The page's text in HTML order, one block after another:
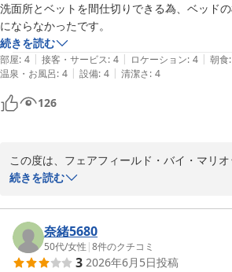
洗面所とベットを間仕切りできる為、ベッド
にならなかったです。
続きを読む
部屋: 4 | 接客・サービス: 4 | ロケーション: 4 | 朝食:
温泉・お風呂: 4 | 設備: 4 | 清潔さ: 4
126
この度は、フェアフィールド・バイ・マリ
いただき、誠にありがとうございます。便利
利用を心よりお待ちしております。
フェアフィールド・バイ・マリオット熊本阿
フロント　後藤
続きを読む
奈緒5680
50代/女性 |8件のクチコミ
3 2026年6月5日投稿